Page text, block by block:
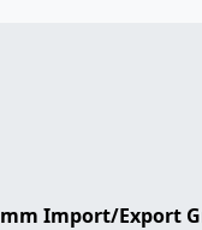
Import/Export